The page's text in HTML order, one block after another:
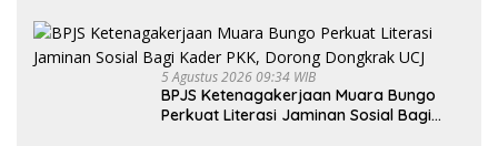
5 Agustus 2026 09:34 WIB
BPJS Ketenagakerjaan Muara Bungo
Perkuat Literasi Jaminan Sosial Bagi